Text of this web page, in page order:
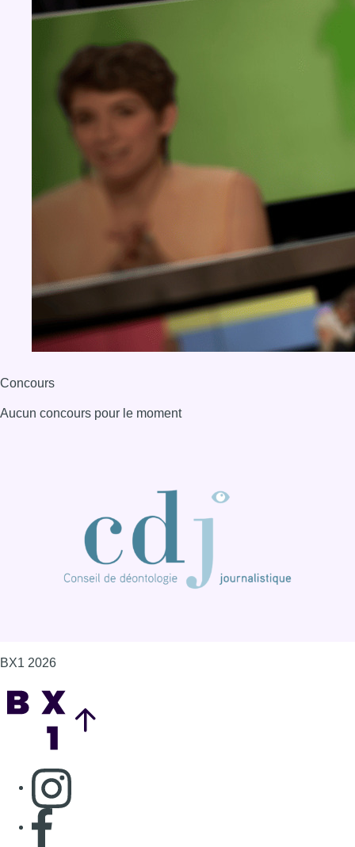
Concours
Aucun concours pour le moment
BX1 2026
Consulter page Instagram
Consulter page Facebook